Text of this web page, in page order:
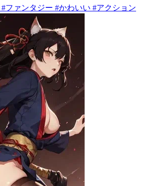
ファンタジー #かわいい #アクション